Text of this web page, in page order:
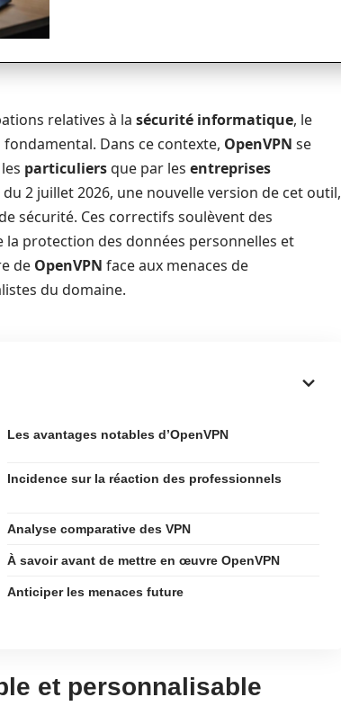
relatives à la sécurité informatique, le
Dans ce contexte, OpenVPN se
particuliersque par les entreprises
2 juillet 2026, une nouvelle version de cet outil,
sécurité. Ces correctifs soulèvent des
la protection des données personnelles et
de OpenVPN face aux menaces de
du domaine.
Les avantages notables d’OpenVPN
Incidence sur la réaction des professionnels
Analyse comparative des VPN
À savoir avant de mettre en œuvre OpenVPN
Anticiper les menaces future
et personnalisable